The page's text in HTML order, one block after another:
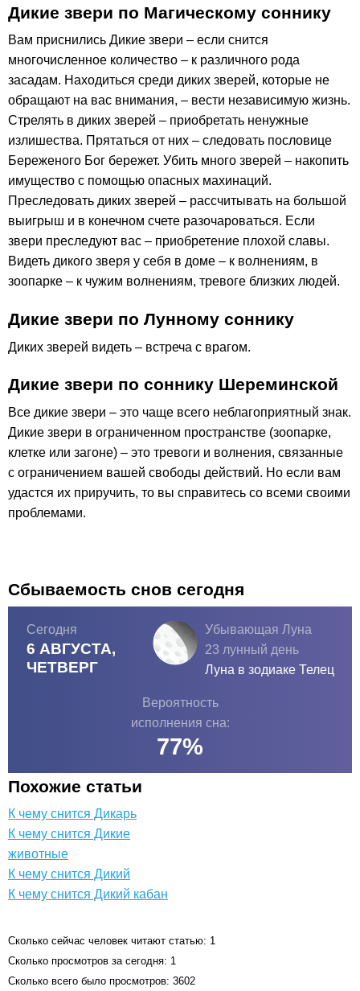
Дикие звери по Магическому соннику
Вам приснились Дикие звери – если снится
многочисленное количество – к различного рода
засадам. Находиться среди диких зверей, которые не
обращают на вас внимания, – вести независимую жизнь.
Стрелять в диких зверей – приобретать ненужные
излишества. Прятаться от них – следовать пословице
Береженого Бог бережет. Убить много зверей – накопить
имущество с помощью опасных махинаций.
Преследовать диких зверей – рассчитывать на большой
выигрыш и в конечном счете разочароваться. Если
звери преследуют вас – приобретение плохой славы.
Видеть дикого зверя у себя в доме – к волнениям, в
зоопарке – к чужим волнениям, тревоге близких людей.
Дикие звери по Лунному соннику
Диких зверей видеть – встреча с врагом.
Дикие звери по соннику Шереминской
Все дикие звери – это чаще всего неблагоприятный знак.
Дикие звери в ограниченном пространстве (зоопарке,
клетке или загоне) – это тревоги и волнения, связанные
с ограничением вашей свободы действий. Но если вам
удастся их приручить, то вы справитесь со всеми своими
проблемами.
Сбываемость снов сегодня
Сегодня
6 АВГУСТА,
ЧЕТВЕРГ
Убывающая Луна
23 лунный день
Луна в зодиаке Телец
Вероятность
исполнения сна:
77%
Похожие статьи
К чему снится Дикарь
К чему снится Дикие
животные
К чему снится Дикий
К чему снится Дикий кабан
Сколько сейчас человек читают статью: 1
Сколько просмотров за сегодня: 1
Сколько всего было просмотров: 3602